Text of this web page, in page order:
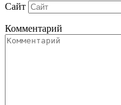
Сайт
Комментарий